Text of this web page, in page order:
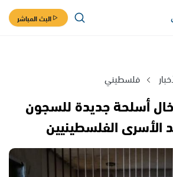
البث المباشر
فلسطيني
أسلحة جديدة للسجون
الفلسطينيين